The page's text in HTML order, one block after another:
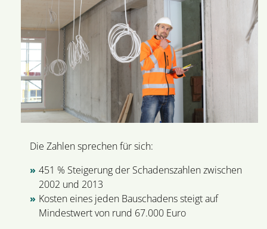
Die Zahlen sprechen für sich:
451 % Steigerung der Schadenszahlen zwischen
2002 und 2013
Kosten eines jeden Bauschadens steigt auf
Mindestwert von rund 67.000 Euro